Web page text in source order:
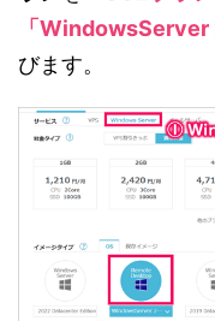
「
びます。